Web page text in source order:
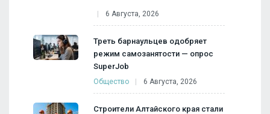
6 Августа, 2026
Треть барнаульцев одобряет
режим самозанятости — опрос
SuperJob
Общество 6 Августа, 2026
Строители Алтайского края стали